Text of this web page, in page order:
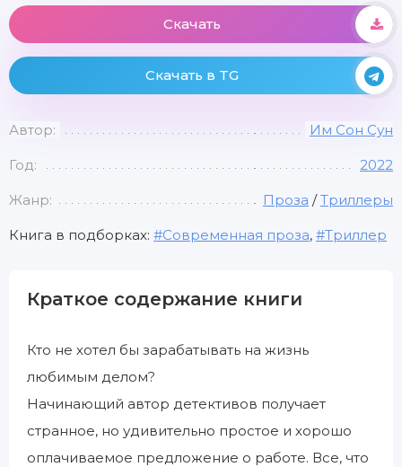
Скачать
Скачать в TG
Автор: Им Сон Сун
Год: 2022
Жанр: Проза /Триллеры
Книга в подборках: Современная проза, Триллер
Краткое содержание книги
Кто не хотел бы зарабатывать на жизнь
любимым делом?
Начинающий автор детективов получает
странное, но удивительно простое и хорошо
оплачиваемое предложение о работе. Все, что